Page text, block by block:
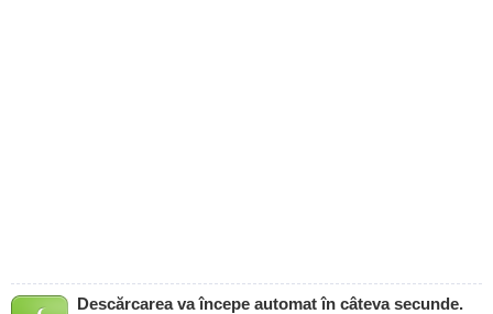
Descărcarea va începe automat în câteva secunde.